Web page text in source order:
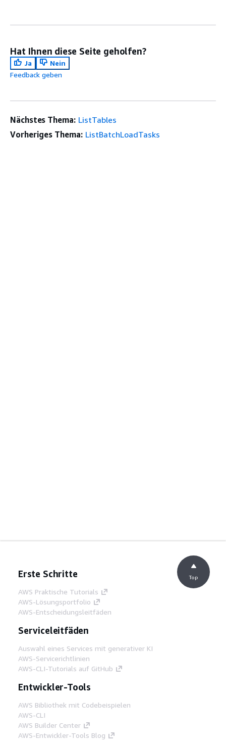
Hat Ihnen diese Seite geholfen?
Ja
Nein
Feedback geben
Nächstes Thema: ListTables
Vorheriges Thema: ListBatchLoadTasks
Erste Schritte
AWS Praktische Tutorials
AWS-Lösungsportfolio
AWS-Entscheidungsleitfäden
Serviceleitfäden
Auswahl eines Services mit generativer KI
AWS-Servicerichtlinien
AWS-CLI-Tutorials auf GitHub
Entwickler-Tools
AWS Bibliothek mit Codebeispielen
AWS-CLI
AWS Builder Center
AWS-Entwickler-Tools Blog
Top